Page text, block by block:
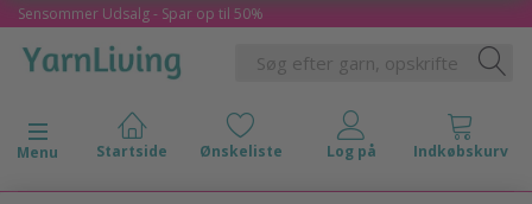
Sensommer Udsalg - Spar op til 50%
Skifte navigation
Menu